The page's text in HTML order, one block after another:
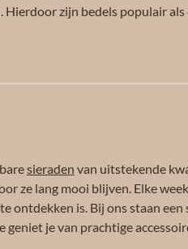
zijn bedels populair als
sieraden van uitstekende
ze lang mooi blijven. Elke
ontdekken is. Bij ons staan
je van prachtige